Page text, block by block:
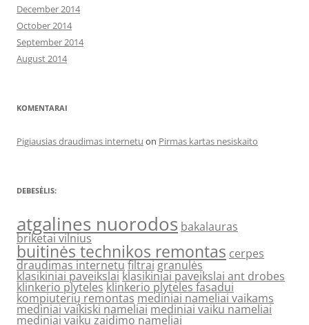
December 2014
October 2014
September 2014
August 2014
KOMENTARAI
Pigiausias draudimas internetu on Pirmas kartas nesiskaito
DEBESĖLIS:
atgalines nuorodos bakalauras
briketai vilnius
buitinės technikos remontas cerpes
draudimas internetufiltraigranulės
klasikiniai paveikslai klasikiniai paveikslai ant drobes
klinkerio plyteles klinkerio plyteles fasadui
kompiuterių remontas mediniai nameliai vaikams
mediniai vaikiski nameliai mediniai vaiku nameliai
mediniai vaiku zaidimo nameliai